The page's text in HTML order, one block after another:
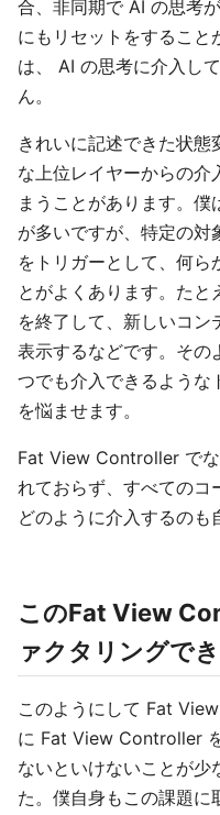
合、非同期で AI の思考
にもリセットをすること
は、 AI の思考に介入し
ん。
きれいに記述できた状態
な上位レイヤーからの介
まうことがあります。僕
が多いですが、特定の対
をトリガーとして、何ら
とがよくあります。た
を終了して、新しいコ
表示するなどです。その
つでも介入できるような
を悩ませます。
Fat View Controller で
れておらず、すべてのコ
どのように介入するのも
このFat View
ァクタリングで
このようにして Fat
に Fat View Controller
ないといけないことが少
た。僕自身もこの課題に